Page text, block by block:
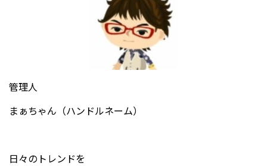
管理人
まぁちゃん（ハンドルネーム）
日々のトレンドを